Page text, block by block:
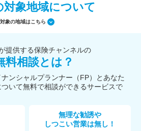
対象地域について
対象の地域はこちら
提供する保険チャンネルの
料相談とは？
ンシャルプランナー（FP）とあなた
いて無料で相談ができるサービスで
無理な勧誘や
しつこい営業は無し！